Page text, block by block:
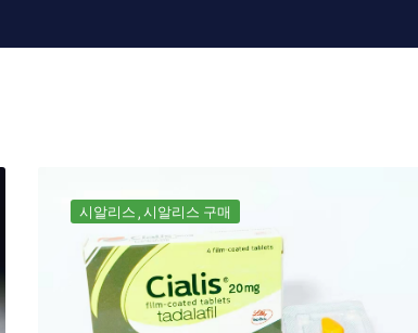
시알리스 시알리스 구매